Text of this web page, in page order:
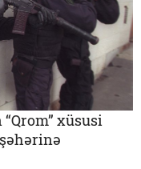
xüsusi